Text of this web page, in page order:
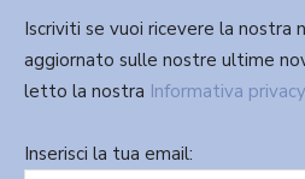
Iscriviti se vuoi ricevere la
aggiornato sulle nostre ultime
letto la nostra Informativa privacy
Inserisci la tua email: